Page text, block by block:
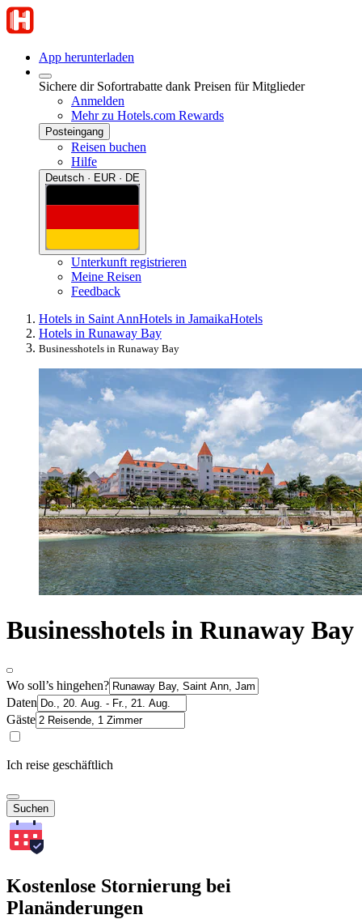
App herunterladen
Sichere dir Sofortrabatte dank Preisen für Mitglieder
Anmelden
Mehr zu Hotels.com Rewards
Posteingang
Reisen buchen
Hilfe
Deutsch · EUR · DE
Unterkunft registrieren
Meine Reisen
Feedback
Hotels in Saint AnnHotels in JamaikaHotels
Hotels in Runaway Bay
Businesshotels in Runaway Bay
Businesshotels in Runaway Bay
Wo soll’s hingehen?
Daten
Gäste
Ich reise geschäftlich
Suchen
Kostenlose Stornierung bei
Planänderungen